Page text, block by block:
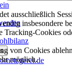
ausschließlich
insbesondere
Tracking-Cookies
von Cookies
möglich.